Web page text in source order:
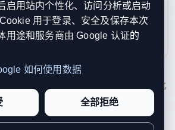
作：工作日优先处理站务、投稿与权
条. All Rights Reserved. 本网站持续优化
与用户权利说明，以提升品牌信任感和
启用站内个性化、访问分析或启动
用于登录、安全及保存本次
用途和服务商由 Google 认证的
如何使用数据
全部拒绝